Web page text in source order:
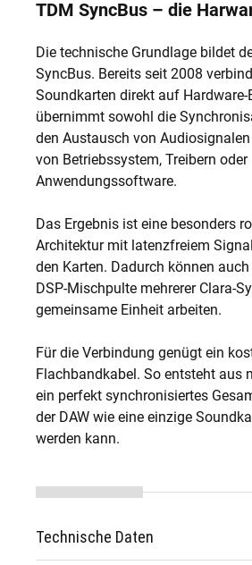
TDM SyncBus – die
Die technische Grundlage bildet
SyncBus. Bereits seit 2008
Soundkarten direkt auf Hardware-
übernimmt sowohl die
den Austausch von
von Betriebssystem, Treibern oder
Anwendungssoftware.
Das Ergebnis ist eine besonders
Architektur mit latenzfreiem
den Karten. Dadurch können
DSP-Mischpulte mehrerer Clara-
gemeinsame Einheit arbeiten.
Für die Verbindung genügt ein
Flachbandkabel. So entsteht aus
ein perfekt synchronisiertes
der DAW wie eine einzige
werden kann.
Technische Daten